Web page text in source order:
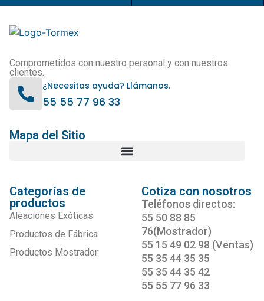
Comprometidos con nuestro personal y con nuestros
clientes.
¿Necesitas ayuda? Llámanos.
55 55 77 96 33
Mapa del Sitio
Categorías de
productos
Aleaciones Exóticas
Productos de Fábrica
Productos Mostrador
Cotiza con nosotros
Teléfonos directos:
55 50 88 85
76(Mostrador)
55 15 49 02 98 (Ventas)
55 35 44 35 35
55 35 44 35 42
55 55 77 96 33